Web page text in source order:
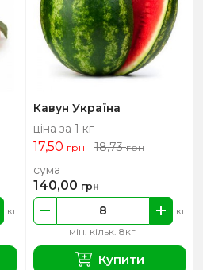
кг
Кавун Україна
ціна за 1 кг
17,50 грн 18,73грн
мін. кільк. 8кг
кг
сума
140,00 грн
Купити